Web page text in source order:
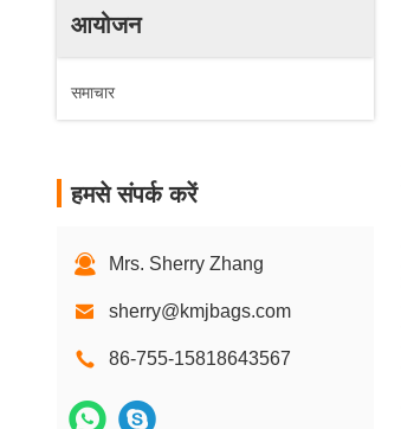
आयोजन
समाचार
हमसे संपर्क करें
Mrs. Sherry Zhang
sherry@kmjbags.com
86-755-15818643567